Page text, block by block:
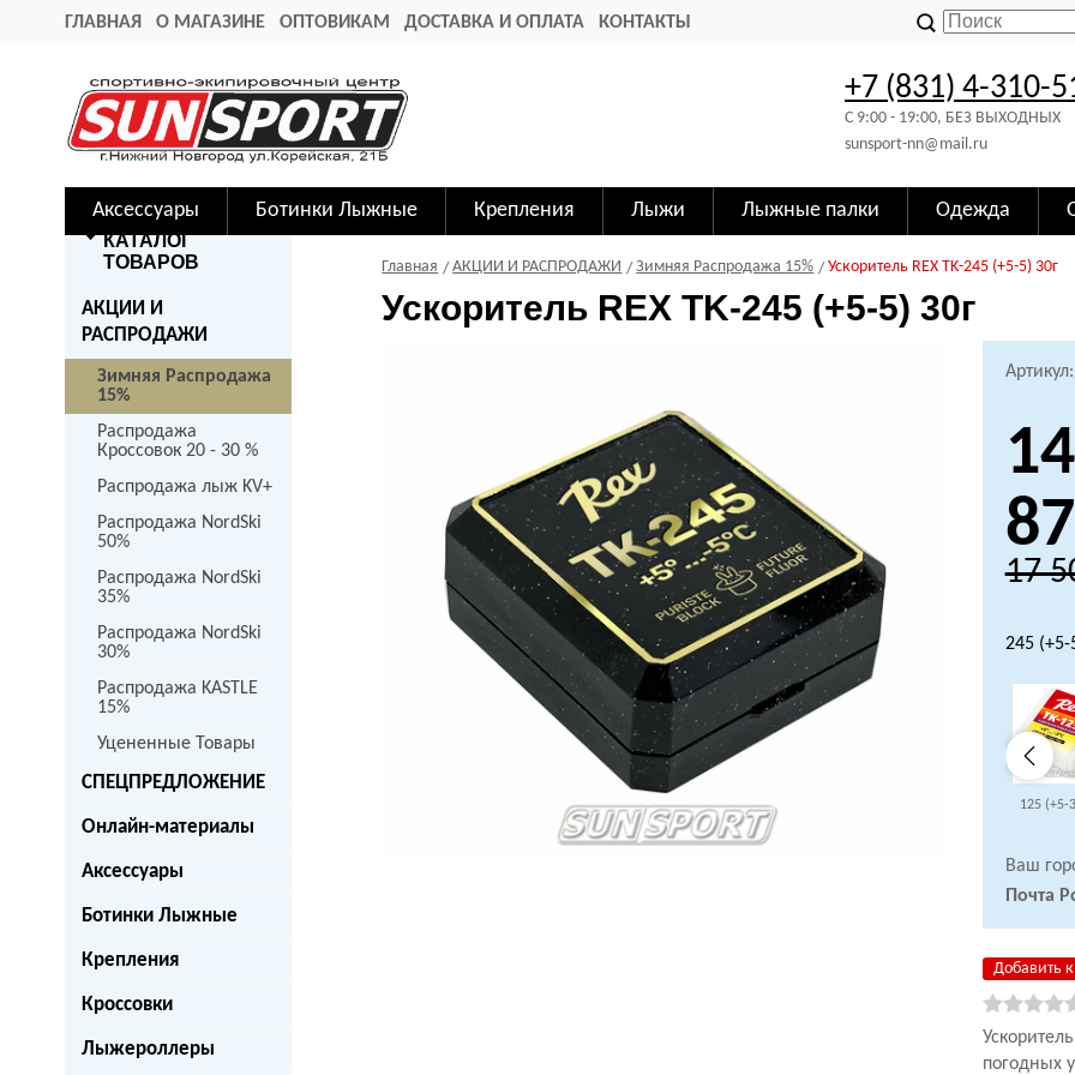
ГЛАВНАЯ О МАГАЗИНЕ ОПТОВИКАМ ДОСТАВКА И ОПЛАТА КОНТАКТЫ
+7 (831) 4-310-
C 9:00 - 19:00, БЕЗ ВЫХОДНЫХ
sunsport-nn@mail.ru
Аксессуары Ботинки Лыжные Крепления Лыжи Лыжные палки Одежда
КАТАЛОГ
ТОВАРОВ
АКЦИИ И
РАСПРОДАЖИ
Зимняя Распродажа
15%
Распродажа
Кроссовок 20 - 30 %
Распродажа лыж KV+
Распродажа NordSki
50%
Распродажа NordSki
35%
Распродажа NordSki
30%
Распродажа KASTLE
15%
Уцененные Товары
СПЕЦПРЕДЛОЖЕНИЕ
Онлайн-материалы
Аксессуары
Ботинки Лыжные
Крепления
Кроссовки
Лыжероллеры
Главная АКЦИИ И РАСПРОДАЖИ Зимняя Распродажа 15% Ускоритель REX TK-245 (+5-5) 30г
Ускоритель REX TK-245 (+5-5) 30г
14
17
245 (+5-
125 (+5-
next
Ваш
Почта
Добавить
погодных